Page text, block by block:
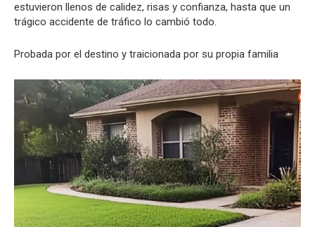
estuvieron llenos de calidez, risas y confianza, hasta que un
trágico accidente de tráfico lo cambió todo.
Probada por el destino y traicionada por su propia familia